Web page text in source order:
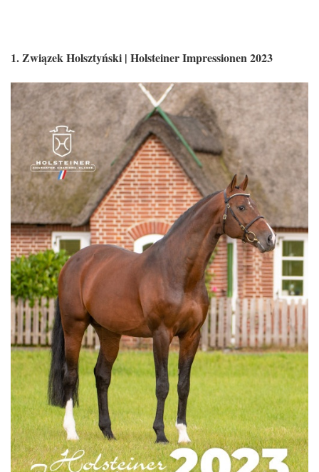
1. Związek Holsztyński | Holsteiner Impressionen 2023